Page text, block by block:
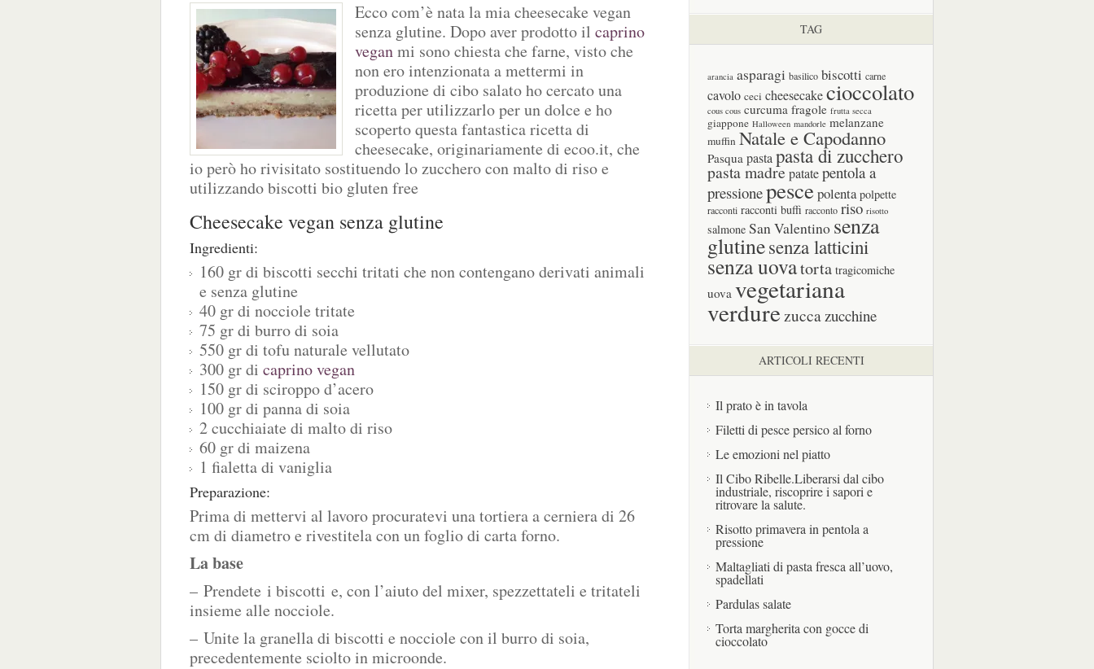
Ecco com’è nata la mia cheesecake vegan
senza glutine. Dopo aver prodotto il caprino
veganmi sono chiesta che farne, visto che
non ero intenzionata a mettermi in
produzione di cibo salato ho cercato una
ricetta per utilizzarlo per un dolce e ho
scoperto questa fantastica ricetta di
cheesecake, originariamente di ecoo.it, che
io però ho rivisitato sostituendo lo zucchero con malto di riso e
utilizzando biscotti bio gluten free
Cheesecake vegan senza glutine
Ingredienti:
160 gr di biscotti secchi tritati che non contengano derivati animali
e senza glutine
40 gr di nocciole tritate
75 gr di burro di soia
550 gr di tofu naturale vellutato
300 gr di caprino vegan
150 gr di sciroppo d’acero
100 gr di panna di soia
2 cucchiaiate di malto di riso
60 gr di maizena
1 fialetta di vaniglia
Preparazione:
Prima di mettervi al lavoro procuratevi una tortiera a cerniera di 26
cm di diametro e rivestitela con un foglio di carta forno.
La base
– Prendete i biscotti e, con l’aiuto del mixer, spezzettateli e tritateli
insieme alle nocciole.
– Unite la granella di biscotti e nocciole con il burro di soia,
precedentemente sciolto in microonde.
TAG
arancia asparagi basilico biscotti carne
cavolo ceci cheesecakecioccolato
cous cous curcuma fragole frutta secca
giappone Halloween mandorle melanzane
muffin Natale e Capodanno
Pasqua pastapasta di zucchero
pasta madre patatepentola a
pressionepesce polenta polpette
racconti racconti buffi racconto riso risotto
salmone San Valentino senza
glutinesenza latticini
senza uovatorta tragicomiche
uova vegetariana
verdurezuccazucchine
ARTICOLI RECENTI
Il prato è in tavola
Filetti di pesce persico al forno
Le emozioni nel piatto
Il Cibo Ribelle.Liberarsi dal cibo
industriale, riscoprire i sapori e
ritrovare la salute.
Risotto primavera in pentola a
pressione
Maltagliati di pasta fresca all’uovo,
spadellati
Pardulas salate
Torta margherita con gocce di
cioccolato